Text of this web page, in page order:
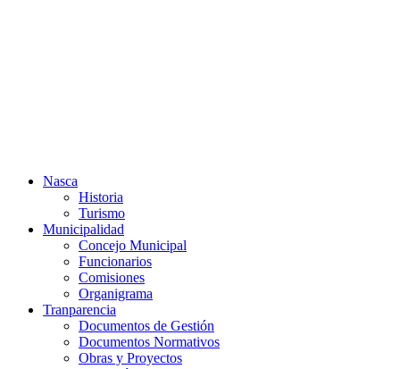
Nasca
Historia
Turismo
Municipalidad
Concejo Municipal
Funcionarios
Comisiones
Organigrama
Tranparencia
Documentos de Gestión
Documentos Normativos
Obras y Proyectos